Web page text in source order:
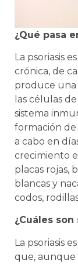
¿Qué pasa
La psoriasis
crónica, de
produce una
las células
sistema
formación de
a cabo en
crecimiento
placas rojas,
blancas y
codos,
¿Cuáles
La psoriasis
que, aunque